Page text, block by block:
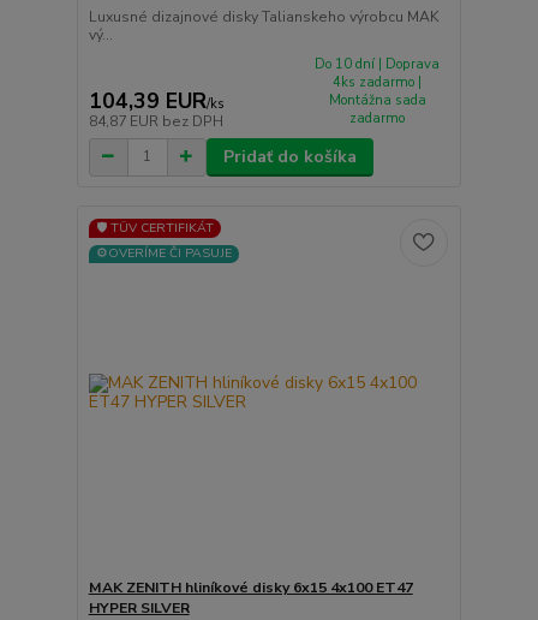
Luxusné dizajnové disky Talianskeho výrobcu MAK
vý...
104,39 EUR/ks
84,87 EUR bez DPH
Do 10 dní | Doprava
4ks zadarmo |
Montážna sada
zadarmo
Pridať do košíka
🛡️ TÜV CERTIFIKÁT
⚙️OVERÍME ČI PASUJE
MAK ZENITH hliníkové disky 6x15 4x100 ET47
HYPER SILVER